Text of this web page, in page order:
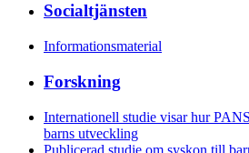
Socialtjänsten
Informationsmaterial
Forskning
Internationell studie visar hur
barns utveckling
Publicerad studie om syskon till